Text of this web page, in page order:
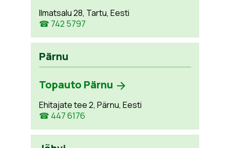
Ilmatsalu 28, Tartu, Eesti
☎ 742 5797
Pärnu
Topauto Pärnu
Ehitajate tee 2, Pärnu, Eesti
☎ 447 6176